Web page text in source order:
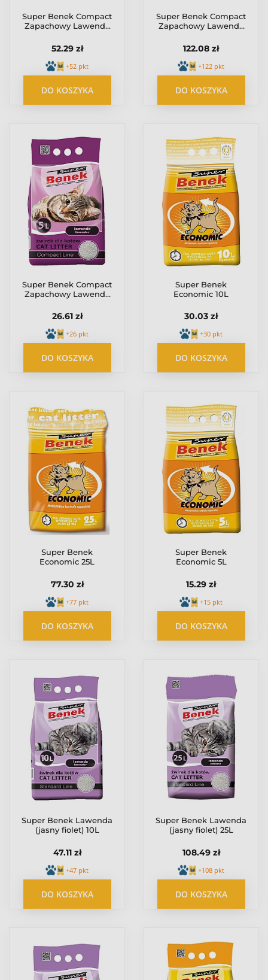
Super Benek Compact
Zapachowy Lawenda
52.29 zł
+52 pkt
DO KOSZYKA
Super Benek Compact
Zapachowy Lawenda
122.08 zł
+122 pkt
DO KOSZYKA
Super Benek Compact
Zapachowy Lawenda
26.61 zł
+26 pkt
DO KOSZYKA
Super Benek
Economic 10L
30.03 zł
+30 pkt
DO KOSZYKA
Super Benek
Economic 25L
77.30 zł
+77 pkt
DO KOSZYKA
Super Benek
Economic 5L
15.29 zł
+15 pkt
DO KOSZYKA
Super Benek Lawenda
(jasny fiolet) 10L
47.11 zł
+47 pkt
DO KOSZYKA
Super Benek Lawenda
(jasny fiolet) 25L
108.49 zł
+108 pkt
DO KOSZYKA